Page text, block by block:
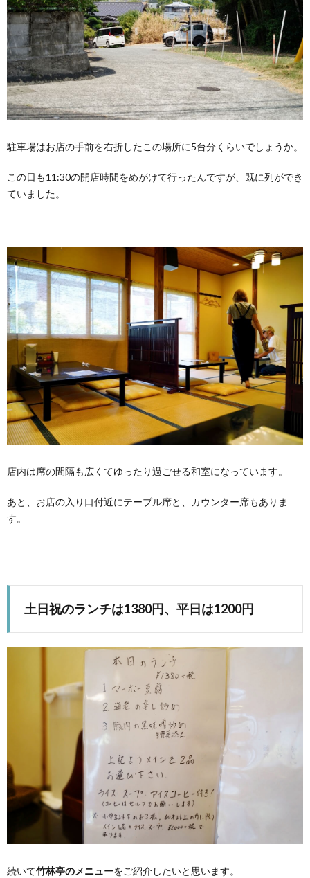
駐車場はお店の手前を右折したこの場所に5台分くらいでしょうか。
この日も11:30の開店時間をめがけて行ったんですが、既に列ができ
ていました。
店内は席の間隔も広くてゆったり過ごせる和室になっています。
あと、お店の入り口付近にテーブル席と、カウンター席もありま
す。
土日祝のランチは1380円、平日は1200円
続いて竹林亭のメニューをご紹介したいと思います。